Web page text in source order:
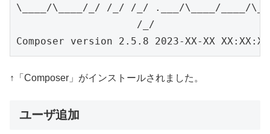
\____/\____/_/ /_/ /_/ .___/\____/____/
                    /_/
Composer version 2.5.8 2023-XX-XX XX:XX:XX
↑「Composer」がインストールされました。
ユーザ追加